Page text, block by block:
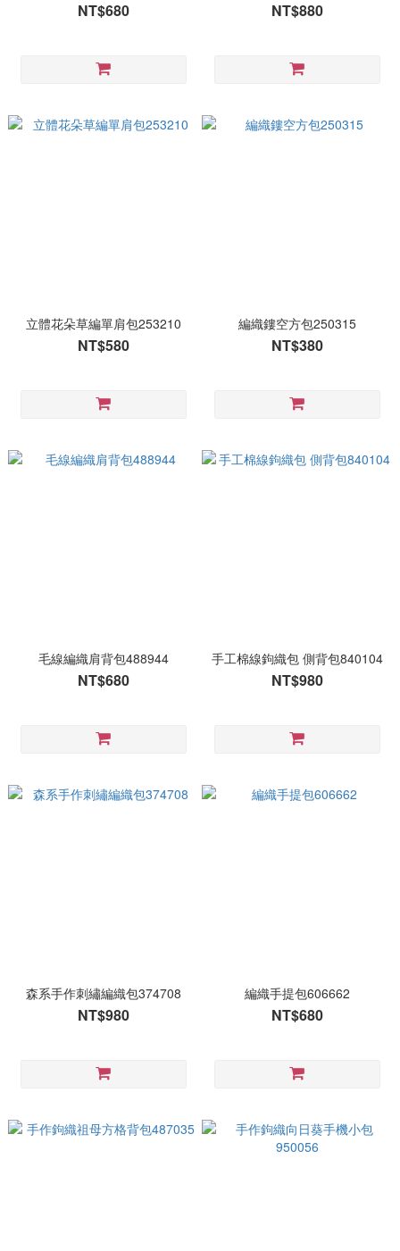
NT$680 NT$880
立體花朵草編單肩包253210
NT$580
編織鏤空方包250315
NT$380
毛線編織肩背包488944
NT$680
手工棉線鉤織包 側背包840104
NT$980
森系手作刺繡編織包374708
NT$980
編織手提包606662
NT$680